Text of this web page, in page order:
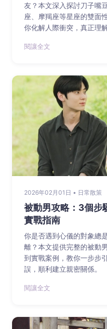
友？本文深入探討刀子嘴
座、摩羯座等星座的雙面
你化解人際衝突，真正理
閱讓全文
2026年02月01日 • 日常散策
被動男攻略：3個步
實戰指南
你是否遇到心儀的對象總
離？本文提供完整的被動
到實戰案例，教你一步步
誤，順利建立親密關係。
閱讓全文